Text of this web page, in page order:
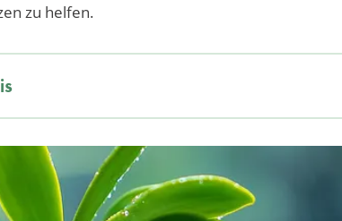
zu helfen.